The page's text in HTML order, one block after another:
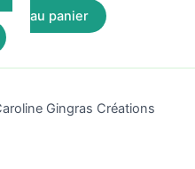
au panier
Gingras Créations